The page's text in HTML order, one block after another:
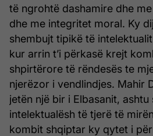
të ngrohtë dashamire dhe
dhe me integritet moral. Ky
shembujt tipikë të
kur arrin t’i përkasë krejt
shpirtërore të rëndesës te
njerëzor i vendlindjes. Mahir
jetën një bir i Elbasanit,
intelektualësh të tjerë të
kombit shqiptar ky qytet i